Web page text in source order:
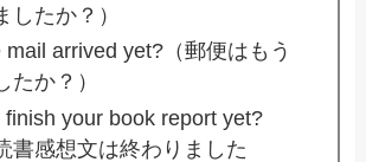
したか？）
mail arrived yet?（郵便はもう
たか？）
finish your book report yet?
書感想文は終わりました